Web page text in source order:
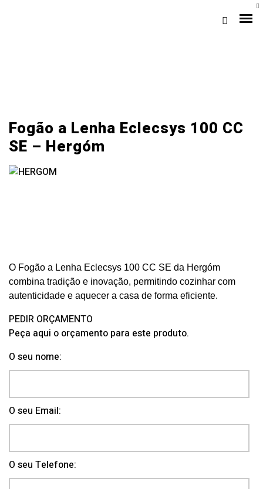
Loja Braga (Sede)
Fogão a Lenha Eclecsys 100 CC
SE – Hergóm
O Fogão a Lenha Eclecsys 100 CC SE da Hergóm
combina tradição e inovação, permitindo cozinhar com
autenticidade e aquecer a casa de forma eficiente.
PEDIR ORÇAMENTO
Peça aqui o orçamento para este produto.
O seu nome:
O seu Email:
O seu Telefone: